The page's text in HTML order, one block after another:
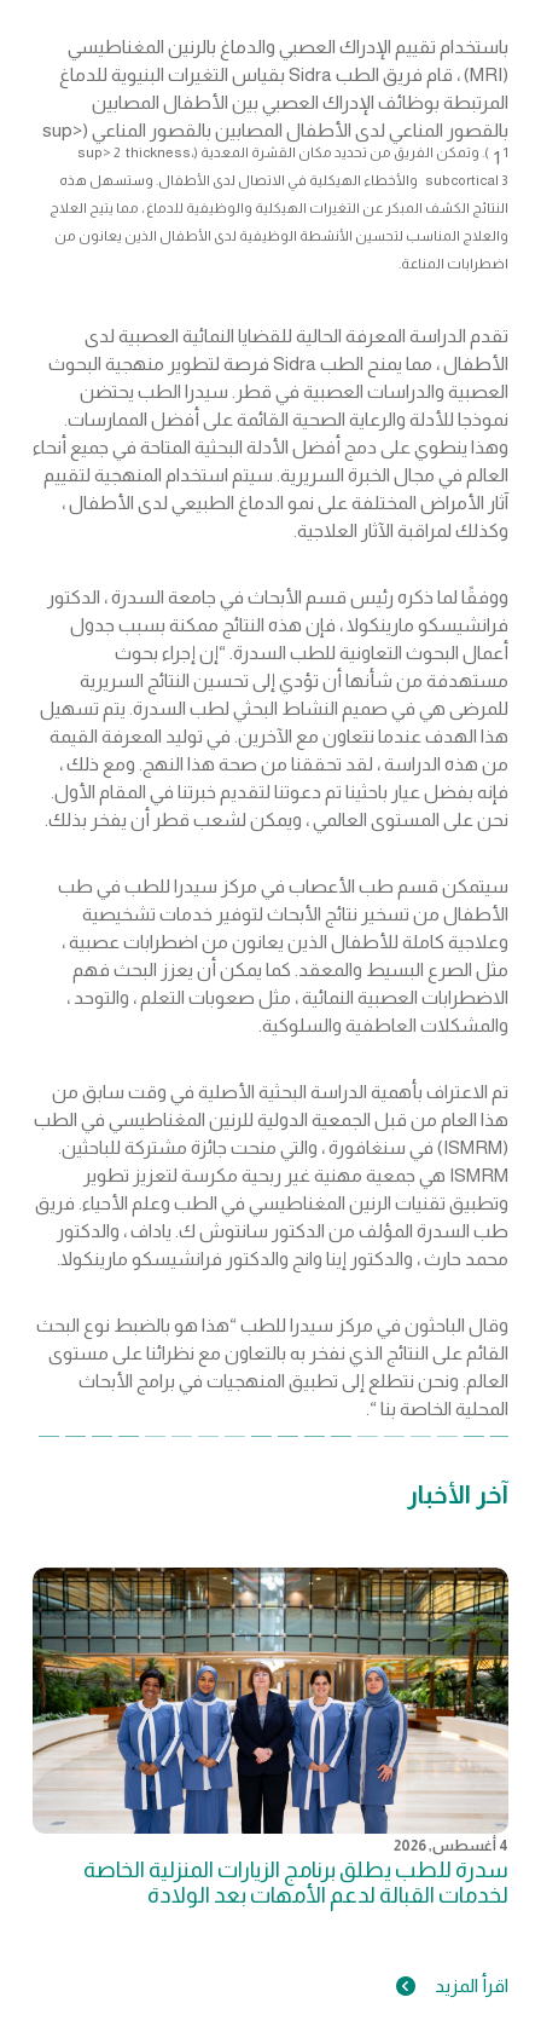
باستخدام تقييم الإدراك العصبي والدماغ بالرنين المغناطيسي
(MRI) ، قام فريق الطب Sidra بقياس التغيرات البنيوية للدماغ
المرتبطة بوظائف الإدراك العصبي بين الأطفال المصابين
بالقصور المناعي لدى الأطفال المصابين بالقصور المناعي (sup>
1
1 ). وتمكن الفريق من تحديد مكان القشرة المعدية (sup> 2 thickness،
subcortical 3 والأخطاء الهيكلية في الاتصال لدى الأطفال. وستسهل هذه
النتائج الكشف المبكر عن التغيرات الهيكلية والوظيفية للدماغ ، مما يتيح العلاج
والعلاج المناسب لتحسين الأنشطة الوظيفية لدى الأطفال الذين يعانون من
اضطرابات المناعة.
تقدم الدراسة المعرفة الحالية للقضايا النمائية العصبية لدى
الأطفال ، مما يمنح الطب Sidra فرصة لتطوير منهجية البحوث
العصبية والدراسات العصبية في قطر. سيدرا الطب يحتضن
نموذجا للأدلة والرعاية الصحية القائمة على أفضل الممارسات.
وهذا ينطوي على دمج أفضل الأدلة البحثية المتاحة في جميع أنحاء
العالم في مجال الخبرة السريرية. سيتم استخدام المنهجية لتقييم
آثار الأمراض المختلفة على نمو الدماغ الطبيعي لدى الأطفال ،
وكذلك لمراقبة الآثار العلاجية.
ووفقًا لما ذكره رئيس قسم الأبحاث في جامعة السدرة ، الدكتور
فرانشيسكو مارينكولا ، فإن هذه النتائج ممكنة بسبب جدول
أعمال البحوث التعاونية للطب السدرة. “إن إجراء بحوث
مستهدفة من شأنها أن تؤدي إلى تحسين النتائج السريرية
للمرضى هي في صميم النشاط البحثي لطب السدرة. يتم تسهيل
هذا الهدف عندما نتعاون مع الآخرين. في توليد المعرفة القيمة
من هذه الدراسة ، لقد تحققنا من صحة هذا النهج. ومع ذلك ،
فإنه بفضل عيار باحثينا تم دعوتنا لتقديم خبرتنا في المقام الأول.
نحن على المستوى العالمي ، ويمكن لشعب قطر أن يفخر بذلك.
سيتمكن قسم طب الأعصاب في مركز سيدرا للطب في طب
الأطفال من تسخير نتائج الأبحاث لتوفير خدمات تشخيصية
وعلاجية كاملة للأطفال الذين يعانون من اضطرابات عصبية ،
مثل الصرع البسيط والمعقد. كما يمكن أن يعزز البحث فهم
الاضطرابات العصبية النمائية ، مثل صعوبات التعلم ، والتوحد ،
والمشكلات العاطفية والسلوكية.
تم الاعتراف بأهمية الدراسة البحثية الأصلية في وقت سابق من
هذا العام من قبل الجمعية الدولية للرنين المغناطيسي في الطب
(ISMRM) في سنغافورة ، والتي منحت جائزة مشتركة للباحثين.
ISMRM هي جمعية مهنية غير ربحية مكرسة لتعزيز تطوير
وتطبيق تقنيات الرنين المغناطيسي في الطب وعلم الأحياء. فريق
طب السدرة المؤلف من الدكتور سانتوش ك. ياداف ، والدكتور
محمد حارث ، والدكتور إينا وانج والدكتور فرانشيسكو مارينكولا.
وقال الباحثون في مركز سيدرا للطب “هذا هو بالضبط نوع البحث
القائم على النتائج الذي نفخر به بالتعاون مع نظرائنا على مستوى
العالم. ونحن نتطلع إلى تطبيق المنهجيات في برامج الأبحاث
المحلية الخاصة بنا “.
آخر الأخبار
4 أغسطس, 2026
سدرة للطب يطلق برنامج الزيارات المنزلية الخاصة
لخدمات القبالة لدعم الأمهات بعد الولادة
اقرأ المزيد